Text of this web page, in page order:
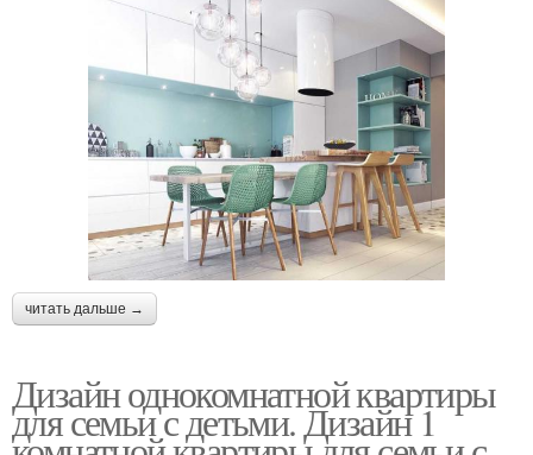
читать дальше →
Дизайн однокомнатной квартиры
для семьи с детьми. Дизайн 1